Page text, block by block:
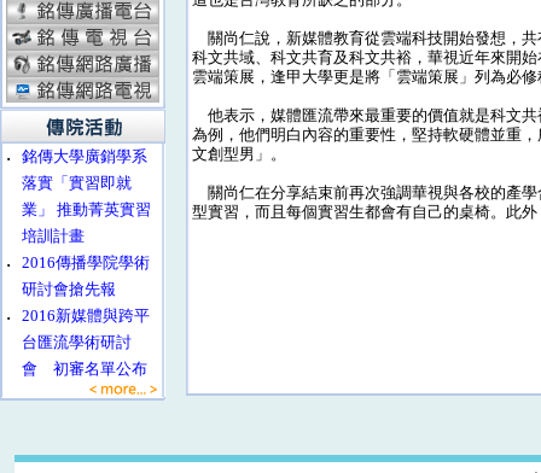
‧
銘傳大學廣銷學系
落實「實習即就
業」 推動菁英實習
培訓計畫
‧
2016傳播學院學術
研討會搶先報
‧
2016新媒體與跨平
台匯流學術研討
會 初審名單公布
關尚仁說，新媒體教育從雲端科技開始發想，
科文共域、科文共育及科文共裕，華視近年來開
雲端策展，逢甲大學更是將「雲端策展」列為必
他表示，媒體匯流帶來最重要的價值就是科文
為例，他們明白內容的重要性，堅持軟硬體並重
文創型男」。
關尚仁在分享結束前再次強調華視與各校的產
型實習，而且每個實習生都會有自己的桌椅。此